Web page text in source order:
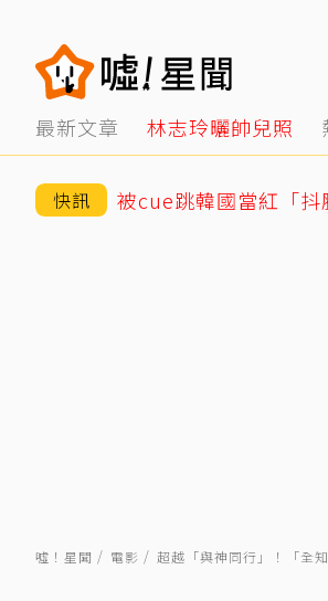
最新文章 林志玲曬帥兒照
快訊 被cue跳韓國當紅「
噓！星聞 電影 超越「與神同行」！「全